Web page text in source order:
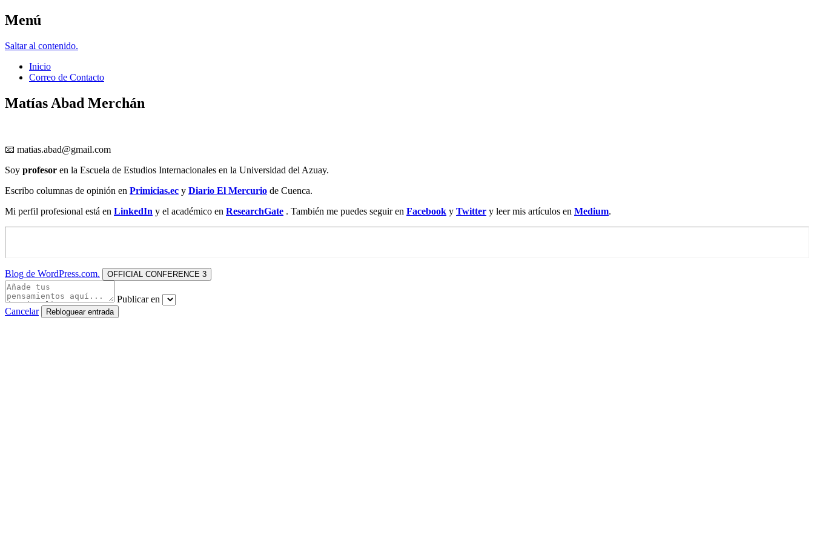
Menú
Saltar al contenido.
Inicio
Correo de Contacto
Matías Abad Merchán
📧 matias.abad@gmail.com
Soy profesor en la Escuela de Estudios Internacionales en la Universidad del Azuay.
Escribo columnas de opinión en Primicias.ec y Diario El Mercurio de Cuenca.
Mi perfil profesional está en LinkedIn y el académico en ResearchGate . También me puedes seguir en Facebook y Twitter y leer mis artículos en Medium.
Blog de WordPress.com. OFFICIAL CONFERENCE 3
Publicar en
Cancelar